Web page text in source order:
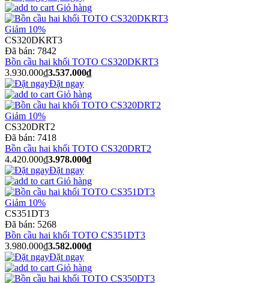
Giỏ hàng
Giảm 10%
CS320DKRT3
Đã bán: 7842
Bồn cầu hai khối TOTO CS320DKRT3
3.930.000₫3.537.000₫
Đặt ngay
Giỏ hàng
Giảm 10%
CS320DRT2
Đã bán: 7418
Bồn cầu hai khối TOTO CS320DRT2
4.420.000₫3.978.000₫
Đặt ngay
Giỏ hàng
Giảm 10%
CS351DT3
Đã bán: 5268
Bồn cầu hai khối TOTO CS351DT3
3.980.000₫3.582.000₫
Đặt ngay
Giỏ hàng